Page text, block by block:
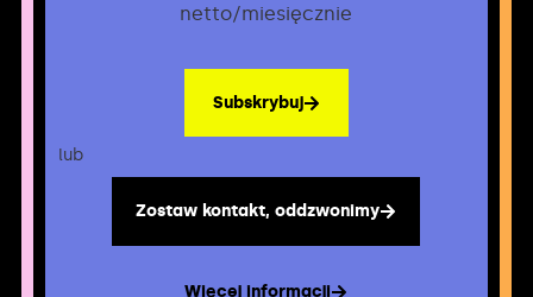
netto/miesięcznie
Subskrybuj
lub
Zostaw kontakt, oddzwonimy
Więcej informacji